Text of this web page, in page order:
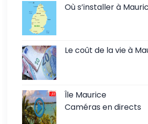
Où s’installer à
Le coût de la vie à
Île Maurice
Caméras en directs